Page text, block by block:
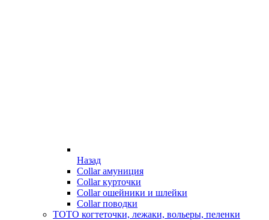
Назад
Collar амуниция
Collar курточки
Collar ошейники и шлейки
Collar поводки
ТОТО когтеточки, лежаки, вольеры, пеленки